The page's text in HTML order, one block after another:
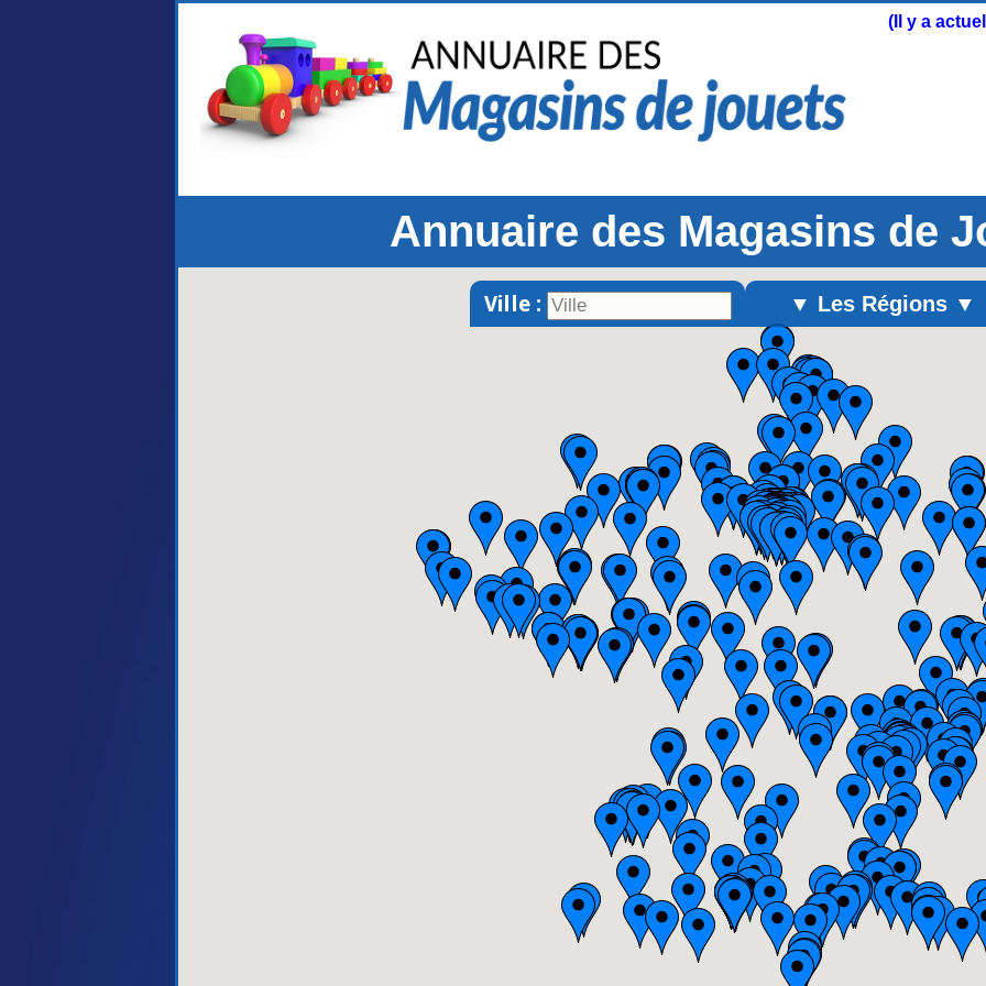
(Il y a
Annuaire des Magasins de
Ville : ▼ Les Régions ▼
Auvergne
Basse-Normandie
Bourgogne
Bretagne
Centre
Champagne-Ardenne
Franche-Comte
Haute-Normandie
Ile-de-France
Languedoc-Roussillon
Limousin
Lorraine
Midi-Pyrenees
Nord-Pas-de-Calais
Pays-de-la-Loire
Picardie
Poitou-Charentes
Provence-Alpes-Cote-